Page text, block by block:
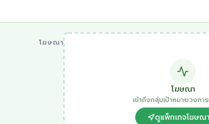
โฆษณา
โฆษณา
เข้าถึงกลุ่มเป้าหมายวงกา
ดูแพ็กเกจโฆษณ